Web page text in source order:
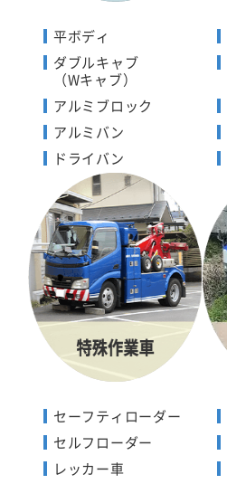
平ボディ
ダブルキャブ
（Wキャブ）
アルミブロック
アルミバン
ドライバン
セーフティローダー
セルフローダー
レッカー車